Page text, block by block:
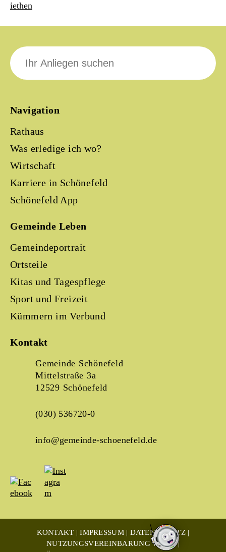
iethen
Navigation
Rathaus
Was erledige ich wo?
Wirtschaft
Karriere in Schönefeld
Schönefeld App
Gemeinde Leben
Gemeindeportrait
Ortsteile
Kitas und Tagespflege
Sport und Freizeit
Kümmern im Verbund
Kontakt
Gemeinde Schönefeld
Mittelstraße 3a
12529 Schönefeld
(030) 536720-0
info@gemeinde-schoenefeld.de
Suche
nach:
KONTAKT IMPRESSUM
DATENSCHUTZ
NUTZUNGSVEREINBARUNG WLAN